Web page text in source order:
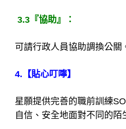
3.3 『協助』：
可請行政人員協助調換公關
4. 【貼心叮嚀】
星願提供完善的職前訓練
自信、安全地面對不同的陌